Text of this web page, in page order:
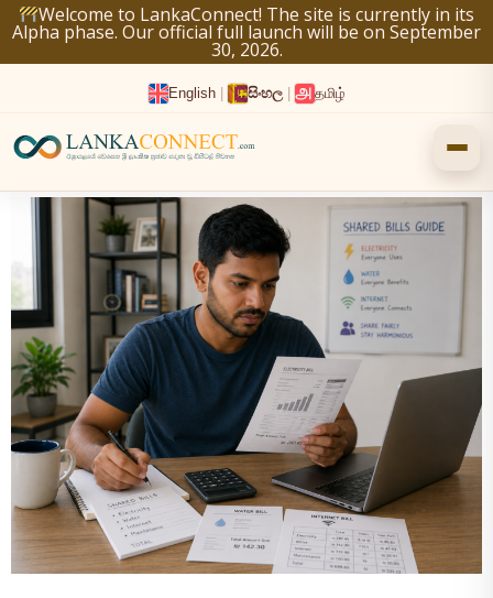
Welcome to LankaConnect! The site is currently in its
Alpha phase. Our official full launch will be on September
30, 2026.
English සිංහල தமிழ்
Skip
to
content